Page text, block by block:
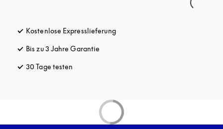
Kostenlose Expresslieferungöffnet sich in einem neuen Tab
Bis zu 3 Jahre Garantie
30 Tage testen